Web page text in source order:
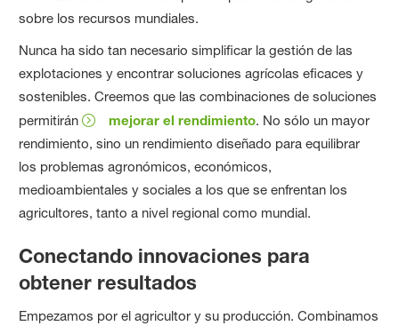
sobre los recursos mundiales.
Nunca ha sido tan necesario simplificar la gestión de las
explotaciones y encontrar soluciones agrícolas eficaces y
sostenibles. Creemos que las combinaciones de soluciones
permitirán
mejorar el rendimiento. No sólo un mayor
rendimiento, sino un rendimiento diseñado para equilibrar
los problemas agronómicos, económicos,
medioambientales y sociales a los que se enfrentan los
agricultores, tanto a nivel regional como mundial.
Conectando innovaciones para
obtener resultados
Empezamos por el agricultor y su producción. Combinamos